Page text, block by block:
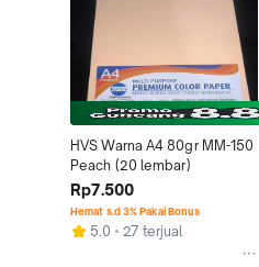
HVS Warna A4 80gr MM-150
Peach (20 lembar)
Rp7.500
Hemat s.d 3% Pakai Bonus
5.0 27 terjual